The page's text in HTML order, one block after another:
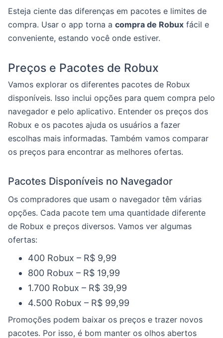
Esteja ciente das diferenças em pacotes e limites de
compra. Usar o app torna a compra de Robux fácil e
conveniente, estando você onde estiver.
Preços e Pacotes de Robux
Vamos explorar os diferentes pacotes de Robux
disponíveis. Isso inclui opções para quem compra pelo
navegador e pelo aplicativo. Entender os preços dos
Robux e os pacotes ajuda os usuários a fazer
escolhas mais informadas. Também vamos comparar
os preços para encontrar as melhores ofertas.
Pacotes Disponíveis no Navegador
Os compradores que usam o navegador têm várias
opções. Cada pacote tem uma quantidade diferente
de Robux e preços diversos. Vamos ver algumas
ofertas:
400 Robux – R$ 9,99
800 Robux – R$ 19,99
1.700 Robux – R$ 39,99
4.500 Robux – R$ 99,99
Promoções podem baixar os preços e trazer novos
pacotes. Por isso, é bom manter os olhos abertos